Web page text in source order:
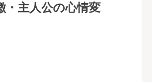
・主人公の心情変